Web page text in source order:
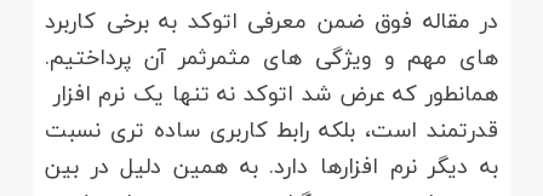
در مقاله فوق ضمن معرفی اتوکد به برخی کاربرد
های مهم و ویژگی های مثمرثمر آن پرداختیم.
همانطور که عرض شد اتوکد نه تنها یک نرم افزار
قدرتمند است، بلکه رابط کاربری ساده تری نسبت
به دیگر نرم افزارها دارد. به همین دلیل در بین